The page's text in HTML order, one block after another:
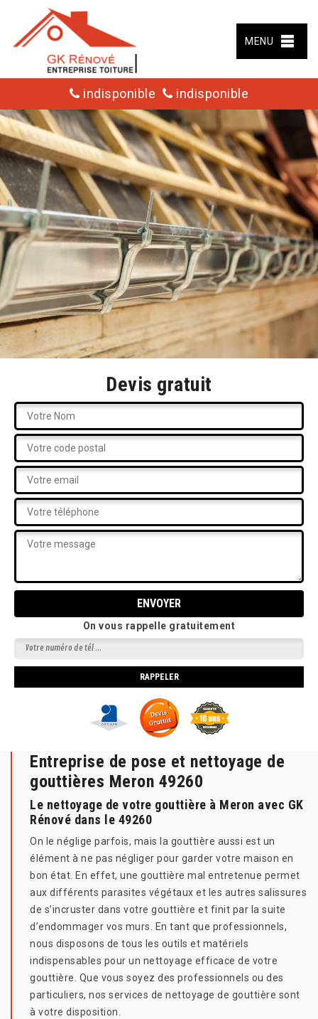
MENU
indisponible indisponible
Devis gratuit
On vous rappelle gratuitement
Entreprise de pose et nettoyage de
gouttières Meron 49260
Le nettoyage de votre gouttière à Meron avec GK
Rénové dans le 49260
On le néglige parfois, mais la gouttière aussi est un
élément à ne pas négliger pour garder votre maison en
bon état. En effet, une gouttière mal entretenue permet
aux différents parasites végétaux et les autres salissures
de s’incruster dans votre gouttière et finit par la suite
d’endommager vos murs. En tant que professionnels,
nous disposons de tous les outils et matériels
indispensables pour un nettoyage efficace de votre
gouttière. Que vous soyez des professionnels ou des
particuliers, nos services de nettoyage de gouttière sont
à votre disposition.